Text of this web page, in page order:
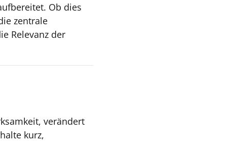
Ob dies
zentrale
Relevanz der
verändert
kurz,